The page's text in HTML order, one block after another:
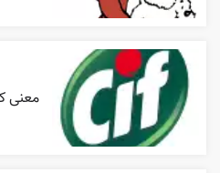
معنی